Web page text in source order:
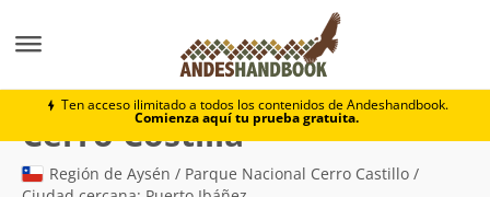
Ten acceso ilimitado a todos los contenidos de Andeshandbook.
Comienza aquí tu prueba gratuita.
Cerro Costilla
Cerro Costilla(1.972m)
Región de Aysén / Parque Nacional Cerro Castillo /